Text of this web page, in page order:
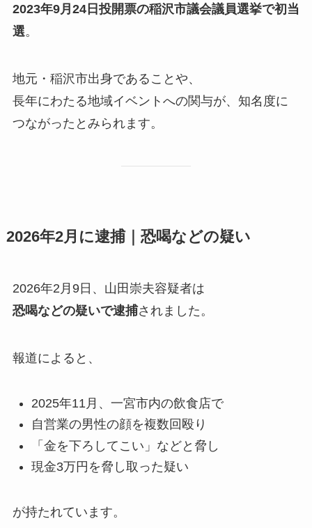
2023年9月24日投開票の稲沢市議会議員選挙で初当
選。
地元・稲沢市出身であることや、
長年にわたる地域イベントへの関与が、知名度に
つながったとみられます。
2026年2月に逮捕｜恐喝などの疑い
2026年2月9日、山田崇夫容疑者は
恐喝などの疑いで逮捕されました。
報道によると、
2025年11月、一宮市内の飲食店で
自営業の男性の顔を複数回殴り
「金を下ろしてこい」などと脅し
現金3万円を脅し取った疑い
が持たれています。